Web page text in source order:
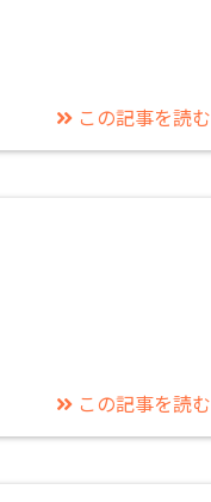
この記事を読む
この記事を読む